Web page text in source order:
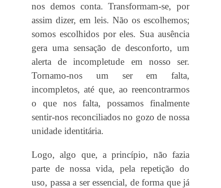
nos demos conta. Transformam-se, por
assim dizer, em leis. Não os escolhemos;
somos escolhidos por eles. Sua ausência
gera uma sensação de desconforto, um
alerta de incompletude em nosso ser.
Tornamo-nos um ser em falta,
incompletos, até que, ao reencontrarmos
o que nos falta, possamos finalmente
sentir-nos reconciliados no gozo de nossa
unidade identitária.
Logo, algo que, a princípio, não fazia
parte de nossa vida, pela repetição do
uso, passa a ser essencial, de forma que já